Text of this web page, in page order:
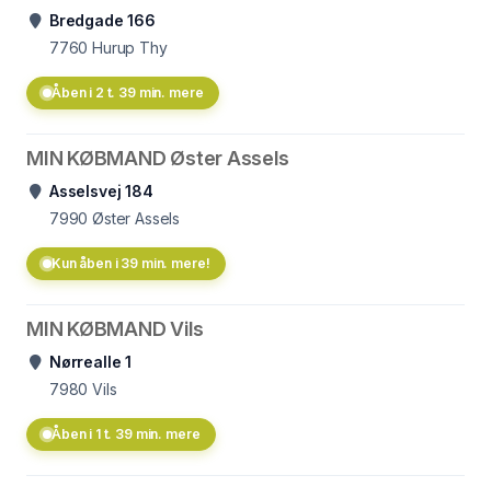
Bredgade 166
7760 Hurup Thy
Åben i 2 t. 39 min. mere
MIN KØBMAND Øster Assels
Asselsvej 184
7990 Øster Assels
Kun åben i 39 min. mere!
MIN KØBMAND Vils
Nørrealle 1
7980 Vils
Åben i 1 t. 39 min. mere